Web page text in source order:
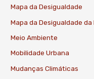
Mapa da Desigualdade
Mapa da Desigualdade
Meio Ambiente
Mobilidade Urbana
Mudanças Climáticas